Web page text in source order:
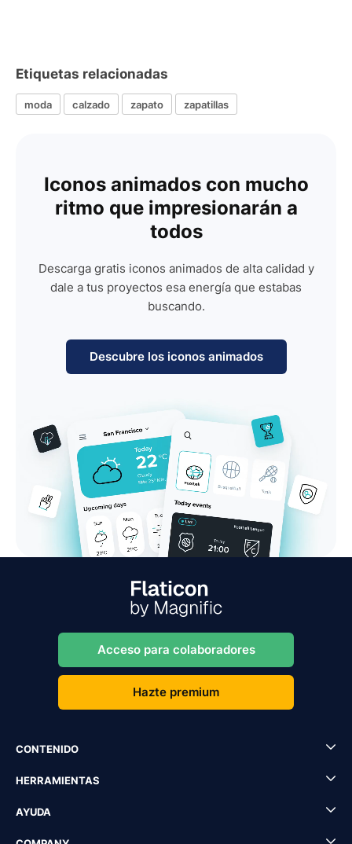
Etiquetas relacionadas
moda calzado zapato zapatillas
Iconos animados con mucho
ritmo que impresionarán a
todos
Descarga gratis iconos animados de alta calidad y
dale a tus proyectos esa energía que estabas
buscando.
Descubre los iconos animados
Acceso para colaboradores
Hazte premium
CONTENIDO
HERRAMIENTAS
AYUDA